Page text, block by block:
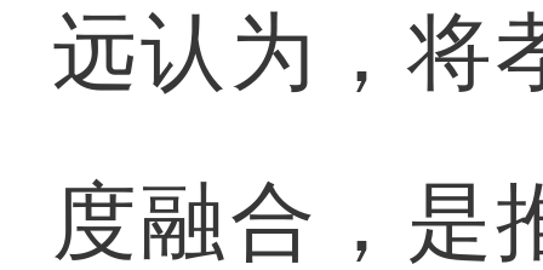
远认为，将
度融合，是